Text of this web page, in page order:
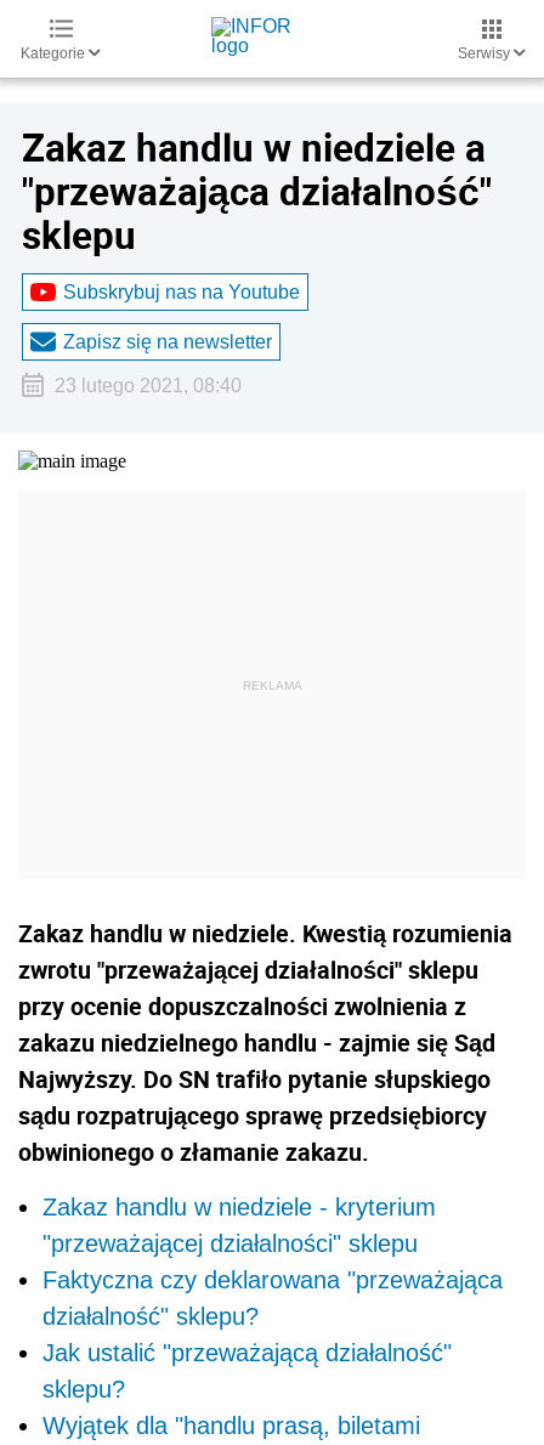
Kategorie Serwisy
Zakaz handlu w niedziele a
"przeważająca działalność"
sklepu
Subskrybuj nas na Youtube
Zapisz się na newsletter
23 lutego 2021, 08:40
Zakaz handlu w niedziele. Kwestią rozumienia
zwrotu "przeważającej działalności" sklepu
przy ocenie dopuszczalności zwolnienia z
zakazu niedzielnego handlu - zajmie się Sąd
Najwyższy. Do SN trafiło pytanie słupskiego
sądu rozpatrującego sprawę przedsiębiorcy
obwinionego o złamanie zakazu.
Zakaz handlu w niedziele - kryterium
"przeważającej działalności" sklepu
Faktyczna czy deklarowana "przeważająca
działalność" sklepu?
Jak ustalić "przeważającą działalność"
sklepu?
Wyjątek dla "handlu prasą, biletami